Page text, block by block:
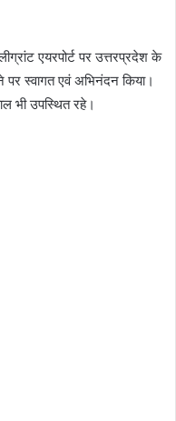
एयरपोर्ट पर उत्तरप्रदेश के
पर स्वागत एवं अभिनंदन किया।
भी उपस्थित रहे।